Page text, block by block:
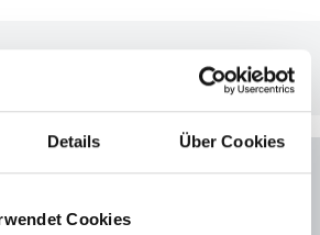
Details Über Cookies
Cookies
für Präferenzen aktivieren, damit der
daheim?
das bei vielen Sportarten Anwendung